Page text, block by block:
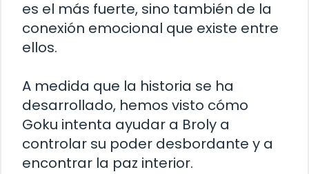
es el más fuerte, sino también de la
conexión emocional que existe entre
ellos.
A medida que la historia se ha
desarrollado, hemos visto cómo
Goku intenta ayudar a Broly a
controlar su poder desbordante y a
encontrar la paz interior.